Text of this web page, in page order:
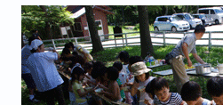
MENU
韮崎エリア
ズームアイ